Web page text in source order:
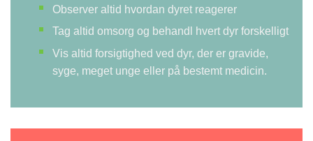
Observer altid hvordan dyret reagerer
Tag altid omsorg og behandl hvert dyr forskelligt
Vis altid forsigtighed ved dyr, der er gravide,
syge, meget unge eller på bestemt medicin.